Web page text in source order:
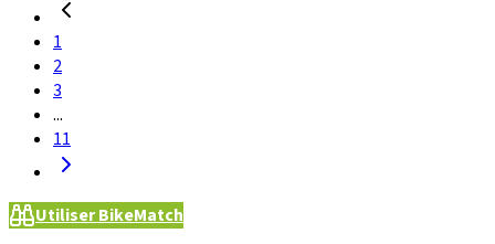
1
2
3
...
11
Utiliser BikeMatch